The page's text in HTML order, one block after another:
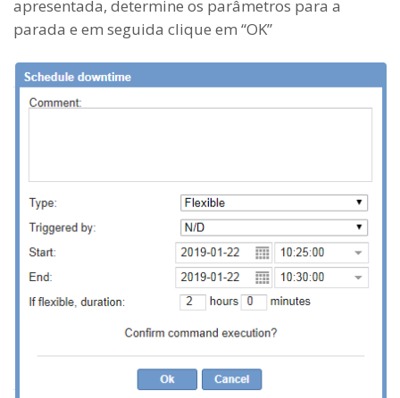
apresentada, determine os parâmetros para a
parada e em seguida clique em “OK”